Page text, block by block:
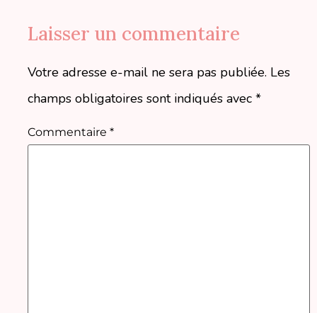
Laisser un commentaire
Votre adresse e-mail ne sera pas publiée. Les
champs obligatoires sont indiqués avec *
Commentaire *